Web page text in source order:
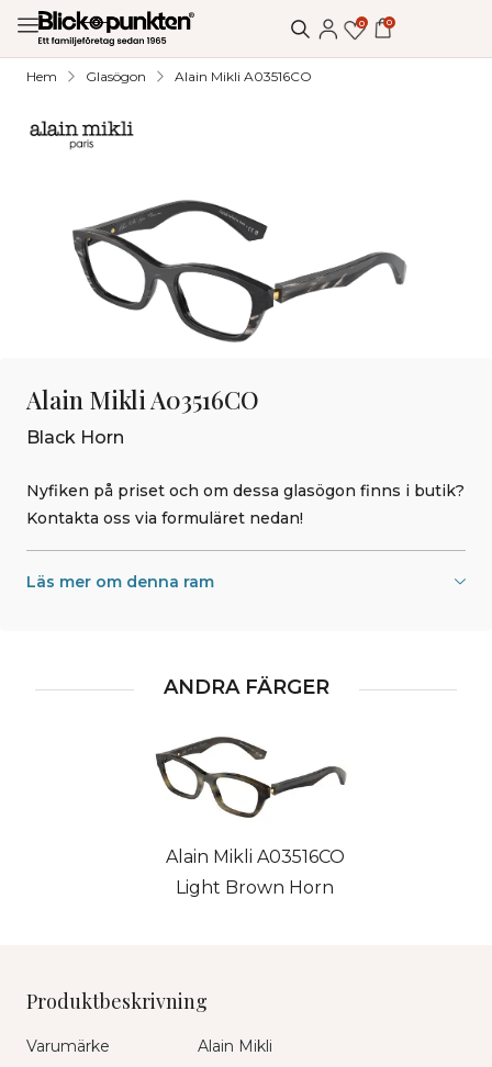
0 0
Hem Glasögon Alain Mikli A03516CO
Alain Mikli A03516CO
Black Horn
Nyfiken på priset och om dessa glasögon finns i butik?
Kontakta oss via formuläret nedan!
Läs mer om denna ram
ANDRA FÄRGER
Alain Mikli A03516CO
Light Brown Horn
Produktbeskrivning
Varumärke
Alain Mikli